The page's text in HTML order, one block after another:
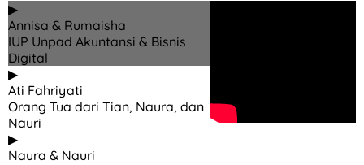
▶
Annisa & Rumaisha
IUP Unpad Akuntansi & Bisnis
Digital
▶
Ati Fahriyati
Orang Tua dari Tian, Naura, dan
Nauri
▶
Naura & Nauri